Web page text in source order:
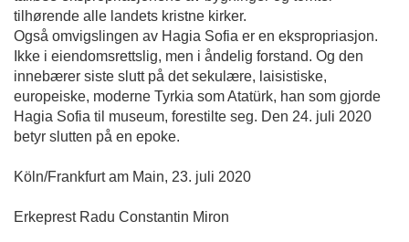
tilhørende alle landets kristne kirker.
Også omvigslingen av Hagia Sofia er en ekspropriasjon.
Ikke i eiendomsrettslig, men i åndelig forstand. Og den
innebærer siste slutt på det sekulære, laisistiske,
europeiske, moderne Tyrkia som Atatürk, han som gjorde
Hagia Sofia til museum, forestilte seg. Den 24. juli 2020
betyr slutten på en epoke.
Köln/Frankfurt am Main, 23. juli 2020
Erkeprest Radu Constantin Miron